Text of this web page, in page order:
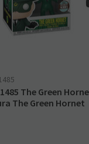
The Green
The Green Hornet